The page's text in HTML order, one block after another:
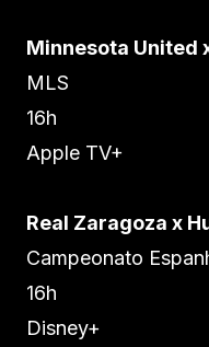
Minnesota United
MLS
16h
Apple TV+
Real Zaragoza x
Campeonato
16h
Disney+